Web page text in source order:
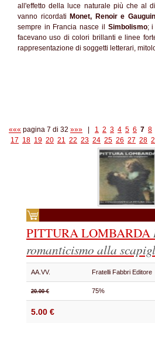
all'effetto della luce naturale più che al
vanno ricordati Monet, Renoir e Gauguin
sempre in Francia nasce il Simbolismo; i
facevano uso di colori brillanti e linee
rappresentazione di soggetti letterari,
««« pagina 7 di 32 »»» 1 2 3 4 5 6 7 8
17 18 19 20 21 22 23 24 25 26 27 28
PITTURA LOMBARDA
romanticismo alla
AA.VV. Fratelli Fabbri Editore
20.00 € 75%
5.00 €